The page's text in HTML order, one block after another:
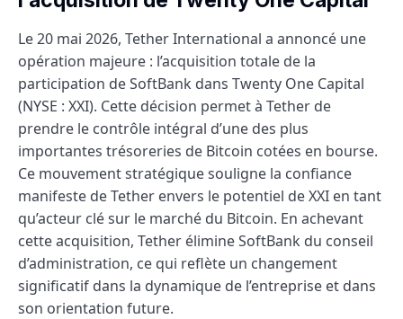
Le 20 mai 2026, Tether International a annoncé une
opération majeure : l’acquisition totale de la
participation de SoftBank dans Twenty One Capital
(NYSE : XXI). Cette décision permet à Tether de
prendre le contrôle intégral d’une des plus
importantes trésoreries de Bitcoin cotées en bourse.
Ce mouvement stratégique souligne la confiance
manifeste de Tether envers le potentiel de XXI en tant
qu’acteur clé sur le marché du Bitcoin. En achevant
cette acquisition, Tether élimine SoftBank du conseil
d’administration, ce qui reflète un changement
significatif dans la dynamique de l’entreprise et dans
son orientation future.